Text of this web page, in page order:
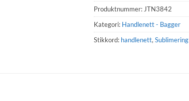
Produktnummer: JTN3842
Kategori: Handlenett - Bagger
Stikkord: handlenett, Sublimering